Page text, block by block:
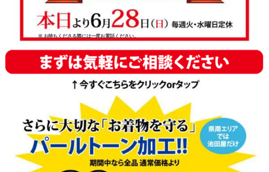
※ お持ちくださる際には一度お電話ください。